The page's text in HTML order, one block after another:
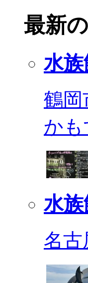
最新
水族
鶴岡
かも
水族
名古